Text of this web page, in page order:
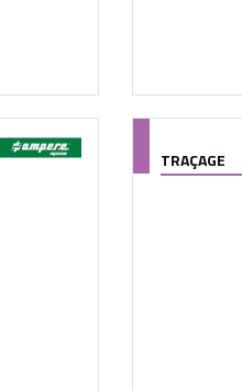
TRAÇAGE